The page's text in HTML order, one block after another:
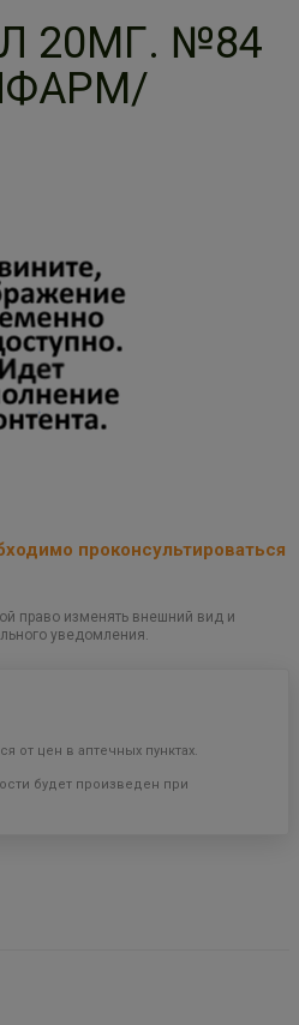
20МГ. №84
проконсультироваться
право изменять внешний вид и
уведомления.
от цен в аптечных пунктах.
будет произведен при